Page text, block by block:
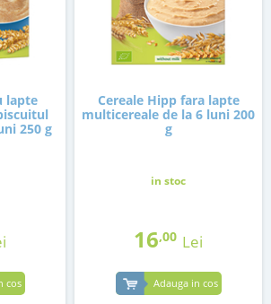
lapte
250 g
cos
Cereale Hipp fara lapte
multicereale de la 6 luni 200
g
in stoc
16,00 Lei
Adauga in cos